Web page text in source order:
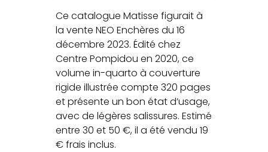
Ce catalogue Matisse figurait à
la vente NEO Enchères du 16
décembre 2023. Édité chez
Centre Pompidou en 2020, ce
volume in-quarto à couverture
rigide illustrée compte 320 pages
et présente un bon état d’usage,
avec de légères salissures. Estimé
entre 30 et 50 €, il a été vendu 19
€ frais inclus.